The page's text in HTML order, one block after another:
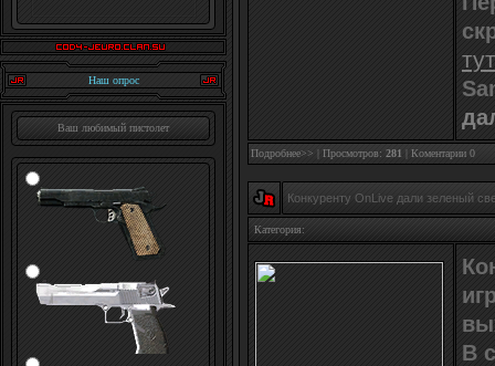
Наш опрос
Ваш любимый пистолет
тут
Подробнее>> | Просмотров: 281 Коментарии 0
Конкуренту OnLive дали зеленый
Категория:
В